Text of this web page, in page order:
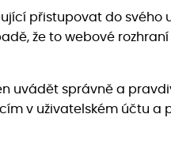
přistupovat do svého
že to webové
uvádět správně a
v uživatelském účtu